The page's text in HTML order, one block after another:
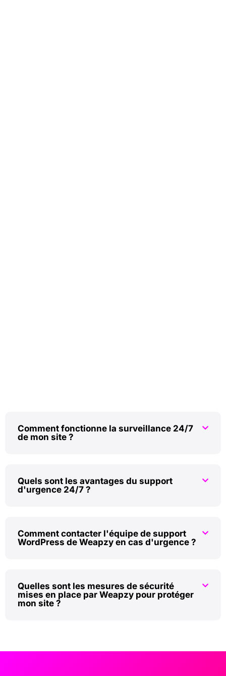
Comment fonctionne la surveillance 24/7
de mon site ?
Quels sont les avantages du support
d'urgence 24/7 ?
Comment contacter l'équipe de support
WordPress de Weapzy en cas d'urgence ?
Quelles sont les mesures de sécurité
mises en place par Weapzy pour protéger
mon site ?